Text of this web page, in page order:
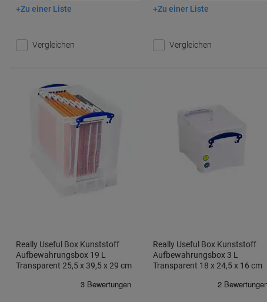
In den Warenkorb
Zu einer Liste
Vergleichen
In den Warenkorb
Zu einer Liste
Vergleichen
Really Useful Box Kunststoff
Aufbewahrungsbox 19 L
Transparent 25,5 x 39,5 x 29 cm
Really Useful Box Kunststoff
Aufbewahrungsbox 3 L
Transparent 18 x 24,5 x 16 cm